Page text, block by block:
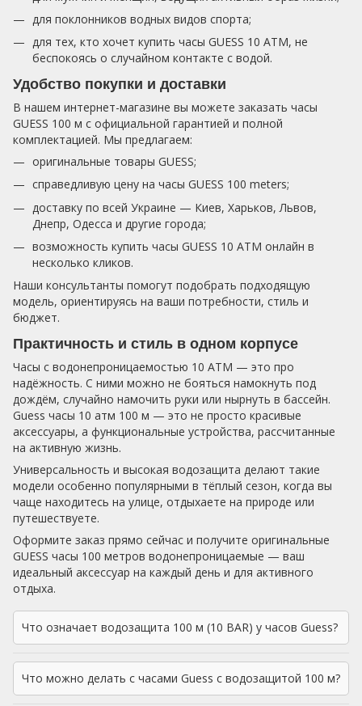
для поклонников водных видов спорта;
для тех, кто хочет купить часы GUESS 10 ATM, не
беспокоясь о случайном контакте с водой.
Удобство покупки и доставки
В нашем интернет-магазине вы можете заказать часы
GUESS 100 м с официальной гарантией и полной
комплектацией. Мы предлагаем:
оригинальные товары GUESS;
справедливую цену на часы GUESS 100 meters;
доставку по всей Украине — Киев, Харьков, Львов,
Днепр, Одесса и другие города;
возможность купить часы GUESS 10 ATM онлайн в
несколько кликов.
Наши консультанты помогут подобрать подходящую
модель, ориентируясь на ваши потребности, стиль и
бюджет.
Практичность и стиль в одном корпусе
Часы с водонепроницаемостью 10 ATM — это про
надёжность. С ними можно не бояться намокнуть под
дождём, случайно намочить руки или нырнуть в бассейн.
Guess часы 10 атм 100 м — это не просто красивые
аксессуары, а функциональные устройства, рассчитанные
на активную жизнь.
Универсальность и высокая водозащита делают такие
модели особенно популярными в тёплый сезон, когда вы
чаще находитесь на улице, отдыхаете на природе или
путешествуете.
Оформите заказ прямо сейчас и получите оригинальные
GUESS часы 100 метров водонепроницаемые — ваш
идеальный аксессуар на каждый день и для активного
отдыха.
Что означает водозащита 100 м (10 BAR) у часов Guess?
Что можно делать с часами Guess с водозащитой 100 м?